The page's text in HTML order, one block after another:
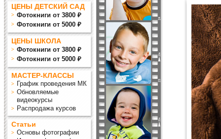
ЦЕНЫ ДЕТСКИЙ САД
Фотокниги от 3800 ₽
Фотокниги от 5000 ₽
ЦЕНЫ ШКОЛА
Фотокниги от 3800 ₽
Фотокниги от 5000 ₽
МАСТЕР-КЛАССЫ
График проведения МК
Обновляемые
видеокурсы
Распродажа курсов
Статьи
Основы фотографии